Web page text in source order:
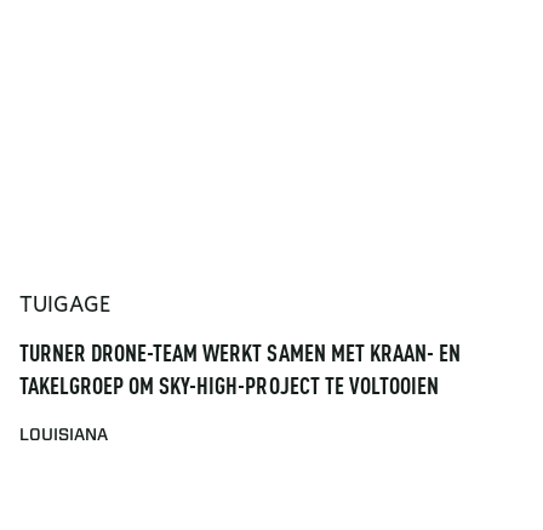
TUIGAGE
TURNER DRONE-TEAM WERKT SAMEN MET KRAAN- EN
TAKELGROEP OM SKY-HIGH-PROJECT TE VOLTOOIEN
LOUISIANA